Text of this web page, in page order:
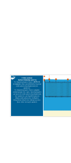
ΤΥΠΟΙ ΑΛΙΕΙΑΣ
ΠΑΡΑΣΥΡΟΜΕΝΑ ΔΙΧΤΥΑ
Το παρασυρόμενο δίχτυ (driftnet)
αναφέρεται στην εγκατάσταση διχτυών
κατά μήκος της επιφάνειας του
ωκεανού.
Το παρασυρόμενο δίχτυ κρέμεται
κατακόρυφα στο νερό, προσαρτημένο
με σχοινιά κατά μήκος της επιφάνειας
του ωκεανού, με σημαδούρες και
βάρη κατά μήκος του πυθμένα.
Στοχοποιεί πτηνά του πελάγους που
ζουν στον ανοιχτό ωκεανό.